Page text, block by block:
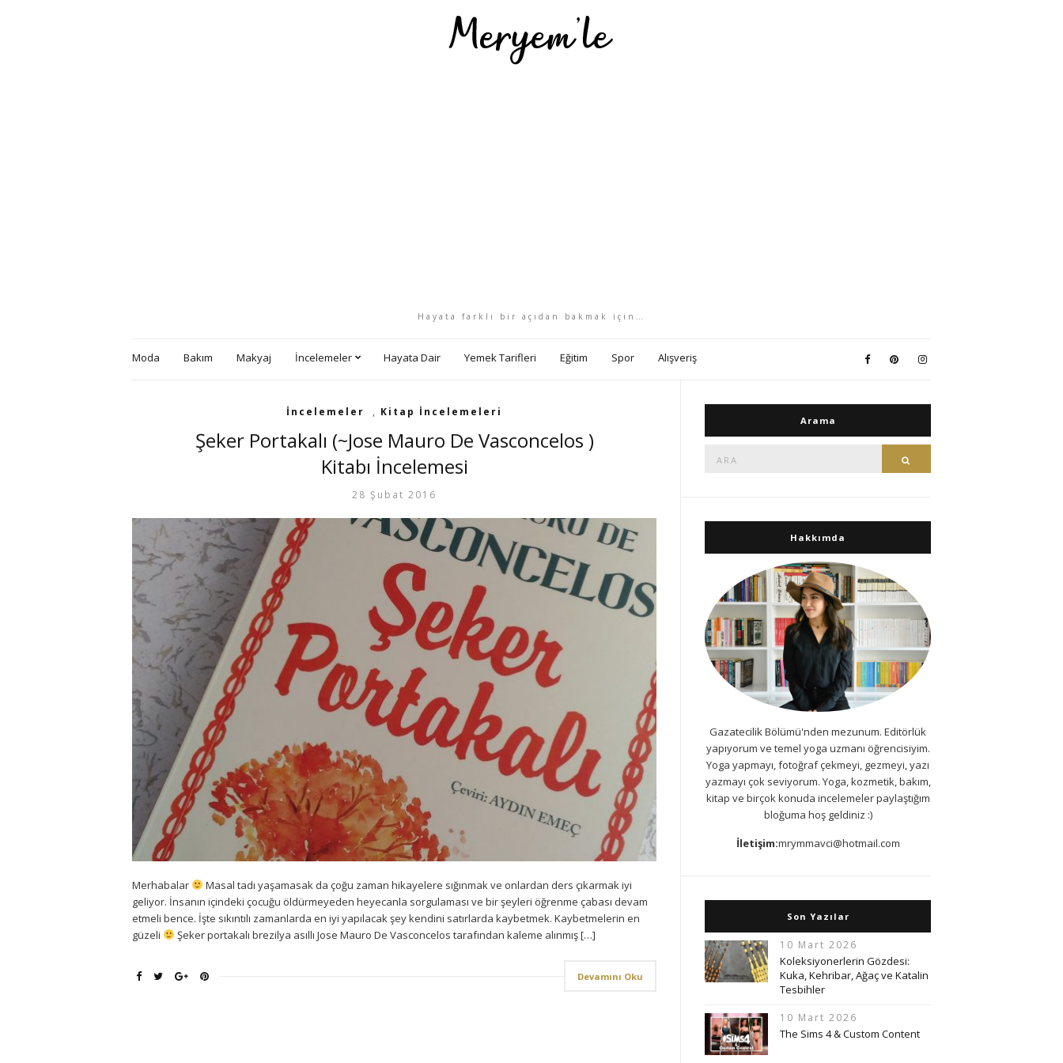
Hayata farklı bir açıdan bakmak için…
Moda Bakım Makyaj İncelemeler Hayata Dair Yemek Tarifleri Eğitim Spor Alışveriş
İncelemeler , Kitap İncelemeleri
Şeker Portakalı (~Jose Mauro De Vasconcelos )
Kitabı İncelemesi
28 Şubat 2016
Merhabalar
Masal tadı yaşamasak da çoğu zaman hikayelere sığınmak ve onlardan ders çıkarmak iyi
geliyor. İnsanın içindeki çocuğu öldürmeyeden heyecanla sorgulaması ve bir şeyleri öğrenme çabası devam
etmeli bence. İşte sıkıntılı zamanlarda en iyi yapılacak şey kendini satırlarda kaybetmek. Kaybetmelerin en
güzeli
Şeker portakalı brezilya asıllı Jose Mauro De Vasconcelos tarafından kaleme alınmış […]
Devamını Oku
Arama
Hakkımda
Gazatecilik Bölümü'nden mezunum. Editörlük
yapıyorum ve temel yoga uzmanı öğrencisiyim.
Yoga yapmayı, fotoğraf çekmeyi, gezmeyi, yazı
yazmayı çok seviyorum. Yoga, kozmetik, bakım,
kitap ve birçok konuda incelemeler paylaştığım
bloğuma hoş geldiniz :)
İletişim:mrymmavci@hotmail.com
Son Yazılar
10 Mart 2026
Koleksiyonerlerin Gözdesi:
Kuka, Kehribar, Ağaç ve Katalin
Tesbihler
10 Mart 2026
The Sims 4 & Custom Content